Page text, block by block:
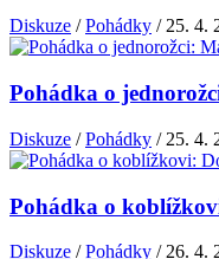
Diskuze /Pohádky / 25. 4.
Pohádka o
Diskuze /Pohádky / 25. 4.
Pohádka o
Diskuze /Pohádky / 26. 4.